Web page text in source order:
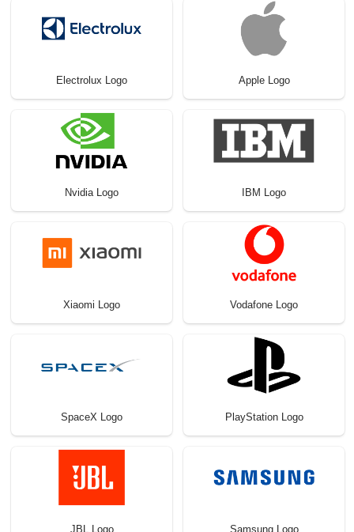
Electrolux Logo Apple Logo
Nvidia Logo IBM Logo
Xiaomi Logo Vodafone Logo
SpaceX Logo PlayStation Logo
JBL Logo Samsung Logo